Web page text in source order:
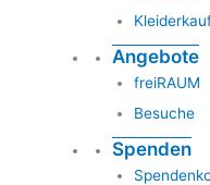
Angebote
freiRAUM
Besuche
Spenden